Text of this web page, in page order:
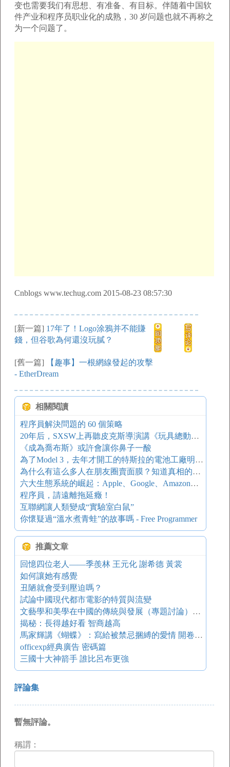
变也需要我们有思想、有准备、有目标。伴随着中国软
件产业和程序员职业化的成熟，30 岁问题也就不再称之
为一个问题了。
Cnblogs www.techug.com 2015-08-23 08:57:30
[新一篇] 17年了！Logo涂鴉并不能賺
錢，但谷歌為何還沒玩膩？
[舊一篇]
【趣事】一根網線發起的攻擊
- EtherDream
相關閱讀
程序員解決問題的 60 個策略
20年后，SXSW上再聽皮克斯導演講《玩具總動員》的故事
《成為喬布斯》或許會讓你鼻子一酸
為了Model 3，去年才開工的特斯拉的電池工廠明年就要開始生產了
為什么有這么多人在朋友圈賣面膜？知道真相的我眼淚掉下來。。
六大生態系統的崛起：Apple、Google、Amazon、Microsoft、Facebook和Sony（四）
程序員，請遠離拖延癥！
互聯網讓人類變成“實驗室白鼠”
你懷疑過“溫水煮青蛙”的故事嗎 - Free Programmer
推薦文章
回憶四位老人——季羨林 王元化 謝希德 黃裳
如何讓她有感覺
丑陋就會受到壓迫嗎？
試論中國現代都市電影的特質與流變
文藝學和美學在中國的傳統與發展（專題討論） 1.當代文藝學和美學：沒有說完的話
揭秘：長得越好看 智商越高
馬家輝講《蝴蝶》：寫給被禁忌捆縛的愛情 開卷八分鐘
officexp經典廣告 密碼篇
三國十大神箭手 誰比呂布更強
評論集
暫無評論。
稱謂：